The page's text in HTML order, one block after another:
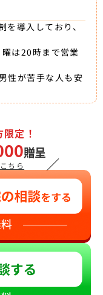
導入しており、
は20時まで営業
性が苦手な人も安
定！
贈呈
ちら ／